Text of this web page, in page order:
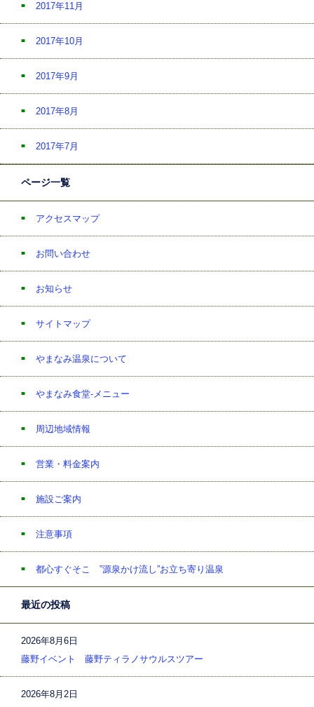
2017年11月
2017年10月
2017年9月
2017年8月
2017年7月
ページ一覧
アクセスマップ
お問い合わせ
お知らせ
サイトマップ
やまなみ温泉について
やまなみ食堂-メニュー
周辺地域情報
営業・料金案内
施設ご案内
注意事項
都心すぐそこ ”源泉かけ流し”お立ち寄り温泉
最近の投稿
2026年8月6日
藤野イベント 藤野ティラノサウルスツアー
2026年8月2日